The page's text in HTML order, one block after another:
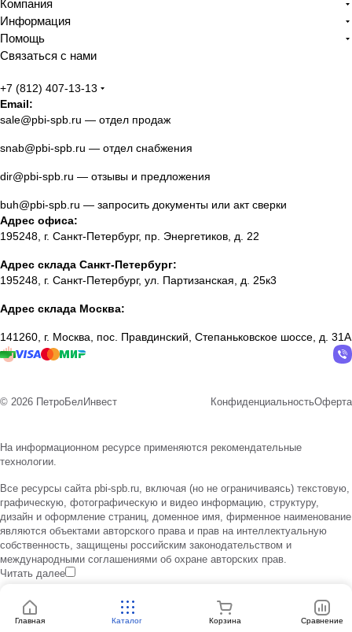
Компания
Информация
Помощь
Связаться с нами
+7 (812) 407-13-13
Email:
sale@pbi-spb.ru — отдел продаж
snab@pbi-spb.ru — отдел снабжения
dir@pbi-spb.ru — отзывы и предложения
buh@pbi-spb.ru — запросить документы или акт сверки
Адрес офиса:
195248, г. Санкт-Петербург, пр. Энергетиков, д. 22
Адрес склада Санкт-Петербург:
195248, г. Санкт-Петербург, ул. Партизанская, д. 25к3
Адрес склада Москва:
141260, г. Москва, пос. Правдинский, Степаньковское шоссе, д. 31А
© 2026 ПетроБелИнвест КонфиденциальностьОферта
На информационном ресурсе применяются рекомендательные
технологии.
Все ресурсы сайта pbi-spb.ru, включая (но не ограничиваясь) текстовую,
графическую, фотографическую и видео информацию, структуру,
дизайн и оформление страниц, доменное имя, фирменное наименование
являются объектами авторского права и прав на интеллектуальную
собственность, защищены российским законодательством и
международными соглашениями об охране авторских прав.
Читать далее
Главная Каталог Корзина Сравнение